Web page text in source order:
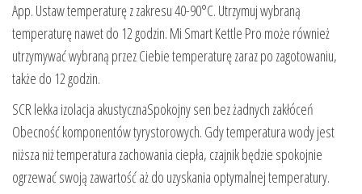
App. Ustaw temperaturę z zakresu 40-90°C. Utrzymuj wybraną
temperaturę nawet do 12 godzin. Mi Smart Kettle Pro może również
utrzymywać wybraną przez Ciebie temperaturę zaraz po zagotowaniu,
także do 12 godzin.
SCR lekka izolacja akustycznaSpokojny sen bez żadnych zakłóceń
Obecność komponentów tyrystorowych. Gdy temperatura wody jest
niższa niż temperatura zachowania ciepła, czajnik będzie spokojnie
ogrzewać swoją zawartość aż do uzyskania optymalnej temperatury.